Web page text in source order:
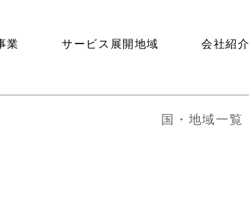
業 サービス展開地域 会社紹介
国・地域一覧